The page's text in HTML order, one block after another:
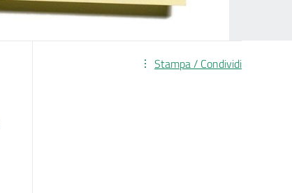
Stampa / Condividi